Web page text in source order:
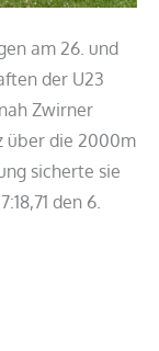
am 26. und
der U23
Zwirner
über die 2000m
sicherte sie
den 6.